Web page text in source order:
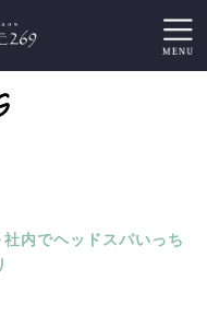
内でヘッドスパいっち